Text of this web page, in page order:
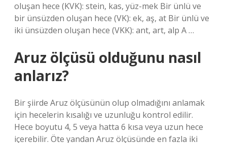
oluşan hece (KVK): stein, kas, yüz-mek Bir ünlü ve
bir ünsüzden oluşan hece (VK): ek, aş, at Bir ünlü ve
iki ünsüzden oluşan hece (VKK): ant, art, alp A …
Aruz ölçüsü olduğunu nasıl
anlarız?
Bir şiirde Aruz ölçüsünün olup olmadığını anlamak
için hecelerin kısalığı ve uzunluğu kontrol edilir.
Hece boyutu 4, 5 veya hatta 6 kısa veya uzun hece
içerebilir. Öte yandan Aruz ölçüsünde en fazla iki